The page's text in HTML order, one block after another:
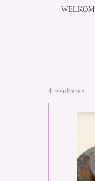
WELKOM
4 resultaten